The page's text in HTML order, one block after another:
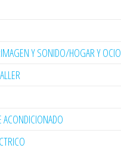
Y SONIDO/HOGAR Y OCIO
ACONDICIONADO